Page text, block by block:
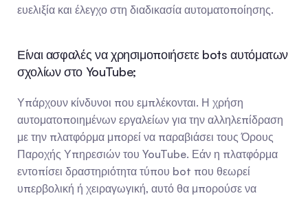
ευελιξία και έλεγχο στη διαδικασία αυτοματοποίησης.
Είναι ασφαλές να χρησιμοποιήσετε bots αυτόματων
σχολίων στο YouTube;
Υπάρχουν κίνδυνοι που εμπλέκονται. Η χρήση
αυτοματοποιημένων εργαλείων για την αλληλεπίδραση
με την πλατφόρμα μπορεί να παραβιάσει τους Όρους
Παροχής Υπηρεσιών του YouTube. Εάν η πλατφόρμα
εντοπίσει δραστηριότητα τύπου bot που θεωρεί
υπερβολική ή χειραγωγική, αυτό θα μπορούσε να